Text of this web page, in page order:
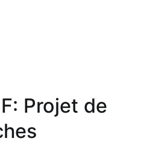
Projet de